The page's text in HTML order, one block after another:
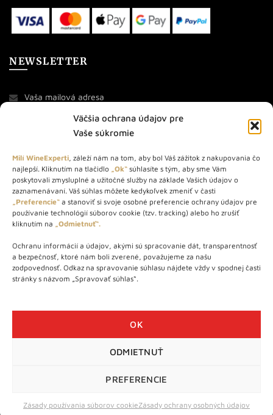
Väčšia ochrana údajov pre
Vaše súkromie
Milí WineExperti, záleží nám na tom, aby bol Váš zážitok z nakupovania čo
najlepší. Kliknutím na tlačidlo „Ok“ súhlasíte s tým, aby sme Vám
poskytovali zmysluplné a užitočné služby na základe Vašich údajov o
zaznamenávaní. Váš súhlas môžete kedykoľvek zmeniť v časti
„Preferencie“ a stanoviť si svoje osobné preferencie ochrany údajov pre
používanie technológií súborov cookie (tzv. tracking) alebo ho zrušiť
kliknutím na „Odmietnuť“.
Ochranu informácií a údajov, akými sú spracovanie dát, transparentnosť
a bezpečnosť, ktoré nám boli zverené, považujeme za našu
zodpovednosť. Odkaz na spravovanie súhlasu nájdete vždy v spodnej časti
stránky s názvom „Spravovať súhlas“.
OK
ODMIETNUŤ
PREFERENCIE
Zásady používania súborov cookieZásady ochrany osobných údajov
NEWSLETTER
O NÁS
STORE – obchod s vínom a destilátmi od roku 2010. Na našej
webovej stránke predávame viac ako 1000+ značkových
produktov.
Info tel.: +421 917 779 888
Vínotéka: +421 917 888 879
Vínotéka: Bratislavská 49/B, Bratislava 841 06
info@wineexpert.sk
ochranou súkromia
a podmienkami používania